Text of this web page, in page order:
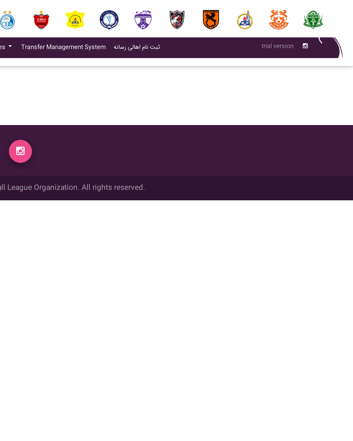
Transfer Management System(current)
ثبت نام اهالی رسانه(current) trial version
League Organization. All rights reserved.